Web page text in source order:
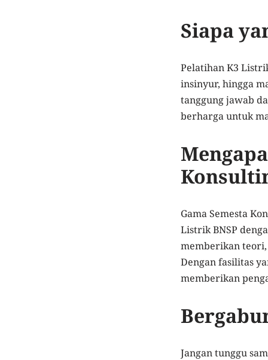
Siapa
Pelatihan K3
insinyur, hingga
tanggung jawab
berharga untuk
Gama Semesta
Listrik BNSP
memberikan
Dengan fasilitas
memberikan
Jangan tunggu